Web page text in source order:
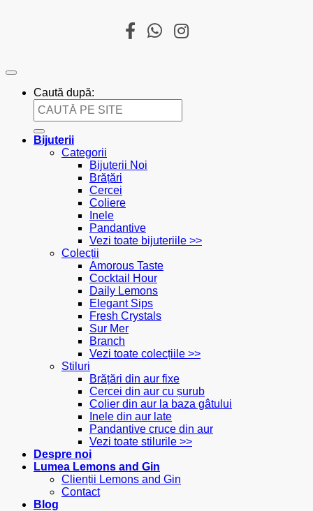
Caută după:
Bijuterii
Categorii
Bijuterii Noi
Brățări
Cercei
Coliere
Inele
Pandantive
Vezi toate bijuteriile >>
Colecții
Amorous Taste
Cocktail Hour
Daily Lemons
Elegant Sips
Fresh Crystals
Sur Mer
Branch
Vezi toate colecțiile >>
Stiluri
Brățări din aur fixe
Cercei din aur cu șurub
Colier din aur la baza gâtului
Inele din aur late
Pandantive cruce din aur
Vezi toate stilurile >>
Despre noi
Lumea Lemons and Gin
Clienții Lemons and Gin
Contact
Blog